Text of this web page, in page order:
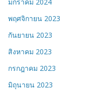
พฤศจิกายน 2023
กันยายน 2023
สิงหาคม 2023
กรกฎาคม 2023
มิถุนายน 2023